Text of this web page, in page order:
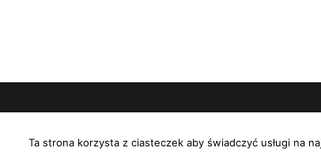
Ta strona korzysta z ciasteczek aby świadczyć usługi na